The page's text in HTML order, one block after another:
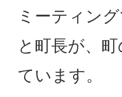
ミーティン
と町長が、
ています。